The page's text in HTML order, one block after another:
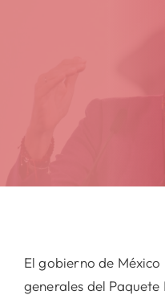
El gobierno de
generales del